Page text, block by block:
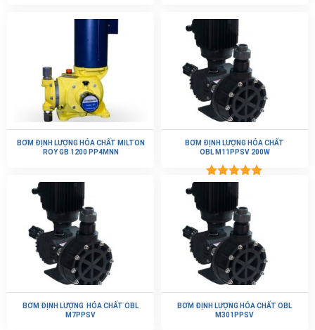
BƠM ĐỊNH LƯỢNG HÓA CHẤT MILTON
ROY GB 1200 PP4MNN
BƠM ĐỊNH LƯỢNG HÓA CHẤT
OBL M11PPSV 200W
Được xếp
5.00
5 sao
BƠM ĐỊNH LƯỢNG HÓA CHẤT OBL
M7PPSV
BƠM ĐỊNH LƯỢNG HÓA CHẤT OBL
M301PPSV